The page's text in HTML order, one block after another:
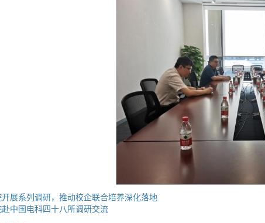
展系列调研，推动校企联合培养深化落地
中国电科四十八所调研交流